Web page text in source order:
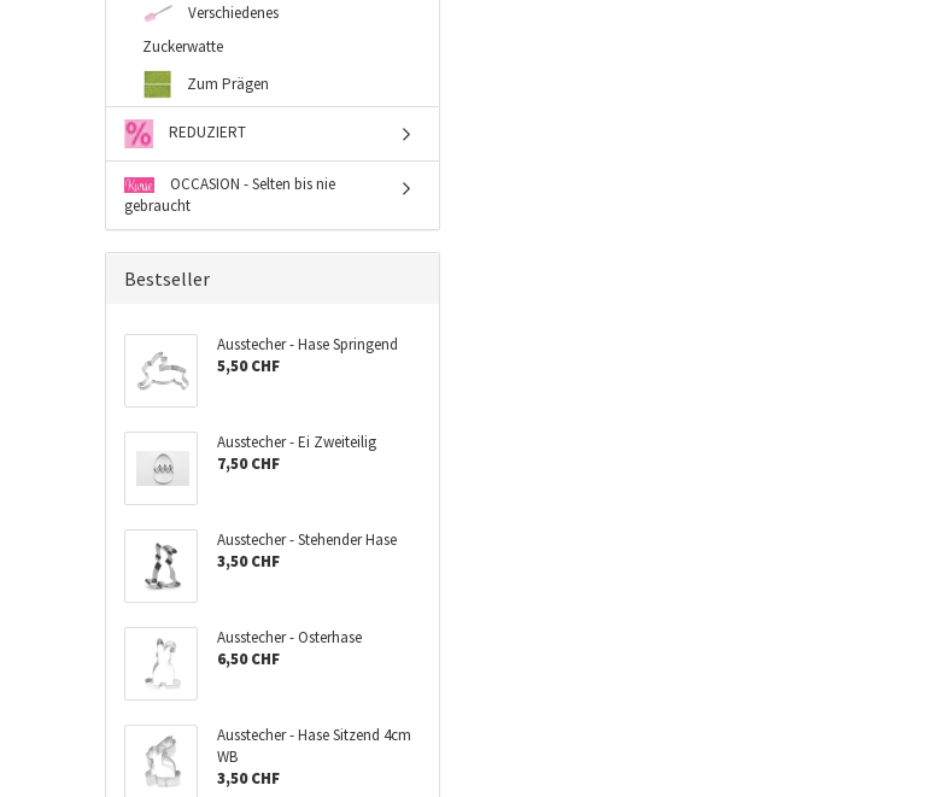
Verschiedenes
Zuckerwatte
Zum Prägen
REDUZIERT
OCCASION - Selten bis nie
gebraucht
Bestseller
Ausstecher - Hase Springend
5,50 CHF
Ausstecher - Ei Zweiteilig
7,50 CHF
Ausstecher - Stehender Hase
3,50 CHF
Ausstecher - Osterhase
6,50 CHF
Ausstecher - Hase Sitzend 4cm
WB
3,50 CHF